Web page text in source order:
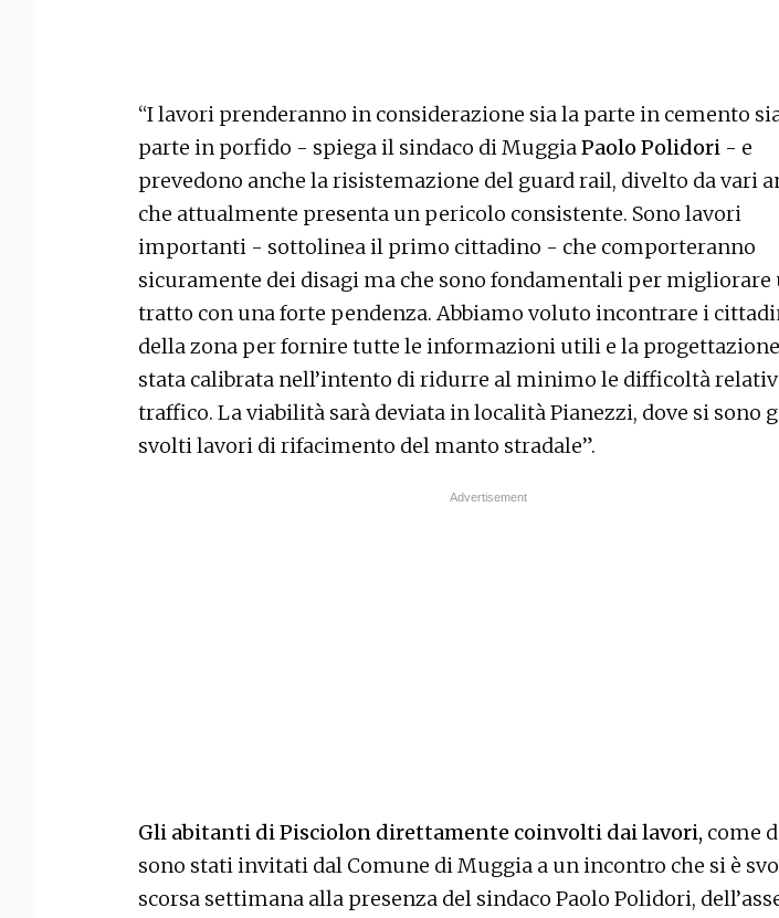
“I lavori prenderanno in considerazione sia la parte in cemento
parte in porfido - spiega il sindaco di MuggiaPaolo Polidori - e
prevedono anche la risistemazione del guard rail, divelto da vari
che attualmente presenta un pericolo consistente. Sono lavori
importanti - sottolinea il primo cittadino - che comporteranno
sicuramente dei disagi ma che sono fondamentali per migliorare
tratto con una forte pendenza. Abbiamo voluto incontrare i
della zona per fornire tutte le informazioni utili e la
stata calibrata nell’intento di ridurre al minimo le difficoltà
traffico. La viabilità sarà deviata in località Pianezzi, dove si sono
svolti lavori di rifacimento del manto stradale”.
Gli abitanti di Pisciolon direttamente coinvolti dai lavori, come
sono stati invitati dal Comune di Muggia a un incontro che si è
scorsa settimana alla presenza del sindaco Paolo Polidori,